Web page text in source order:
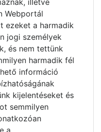
illetve
Webportál
ezeket a harmadik
jogi személyek
és nem tettünk
harmadik fél
információ
kijelentéseket és
semmilyen
a